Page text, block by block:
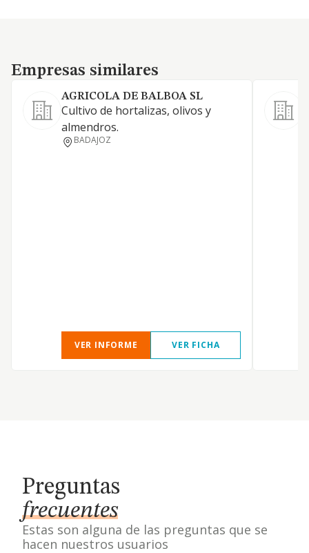
Empresas similares
Empresas similares
AGRICOLA DE BALBOA SL
Cultivo de hortalizas, olivos y
almendros.
BADAJOZ
VER INFORME VER FICHA
Preguntas
frecuentes
Estas son alguna de las preguntas que se
hacen nuestros usuarios